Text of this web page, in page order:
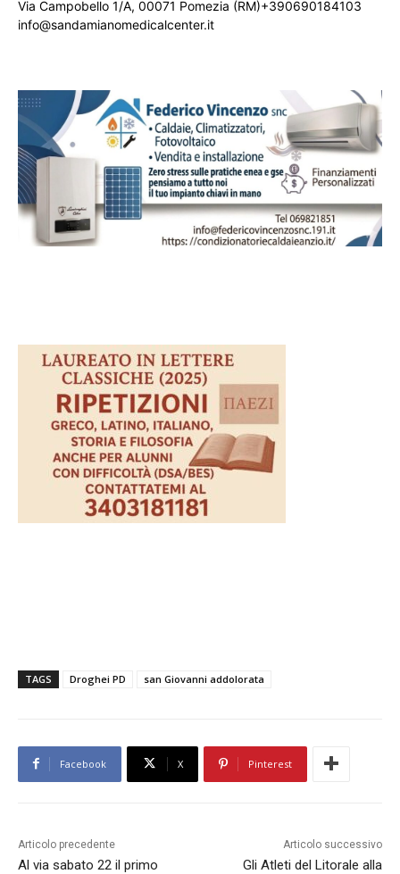
Via Campobello 1/A, 00071 Pomezia (RM)+390690184103
info@sandamianomedicalcenter.it
TAGS Droghei PD san Giovanni addolorata
Facebook X Pinterest
Articolo precedente
Al via sabato 22 il primo
Articolo successivo
Gli Atleti del Litorale alla